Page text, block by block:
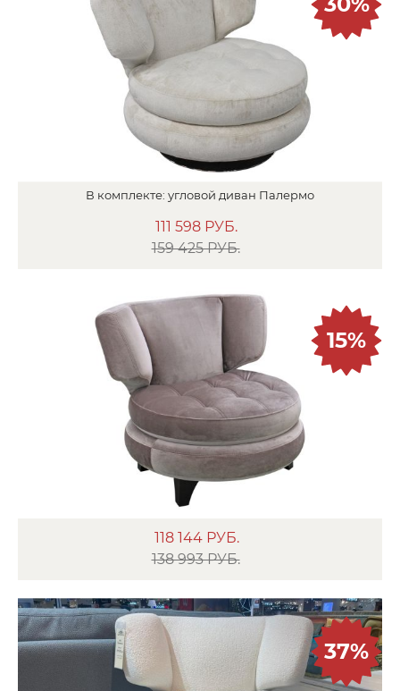
В комплекте: угловой диван Палермо
111 598 РУБ.
159 425 РУБ.
118 144 РУБ.
138 993 РУБ.
15%
37%